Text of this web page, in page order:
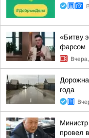
«Битву
фарсом
года
провел